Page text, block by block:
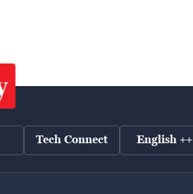
Tech Connect English ++